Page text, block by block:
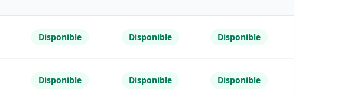
Disponible Disponible Disponible
Disponible Disponible Disponible